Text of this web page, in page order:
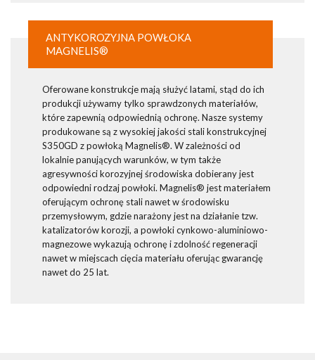
ANTYKOROZYJNA POWŁOKA
MAGNELIS®
Oferowane konstrukcje mają służyć latami, stąd do ich
produkcji używamy tylko sprawdzonych materiałów,
które zapewnią odpowiednią ochronę. Nasze systemy
produkowane są z wysokiej jakości stali konstrukcyjnej
S350GD z powłoką Magnelis®. W zależności od
lokalnie panujących warunków, w tym także
agresywności korozyjnej środowiska dobierany jest
odpowiedni rodzaj powłoki. Magnelis® jest materiałem
oferującym ochronę stali nawet w środowisku
przemysłowym, gdzie narażony jest na działanie tzw.
katalizatorów korozji, a powłoki cynkowo-aluminiowo-
magnezowe wykazują ochronę i zdolność regeneracji
nawet w miejscach cięcia materiału oferując gwarancję
nawet do 25 lat.